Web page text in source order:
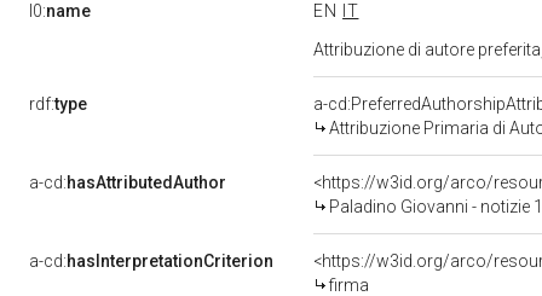
l0:name EN
IT
Attribuzione di autore
rdf:type
a-
Attribuzione Primaria di
a-cd:hasAttributedAuthor
<https://w3id.org/arco/
Paladino Giovanni - notizie
a-cd:hasInterpretationCriterion
<https://w3id.org/arco/
firma